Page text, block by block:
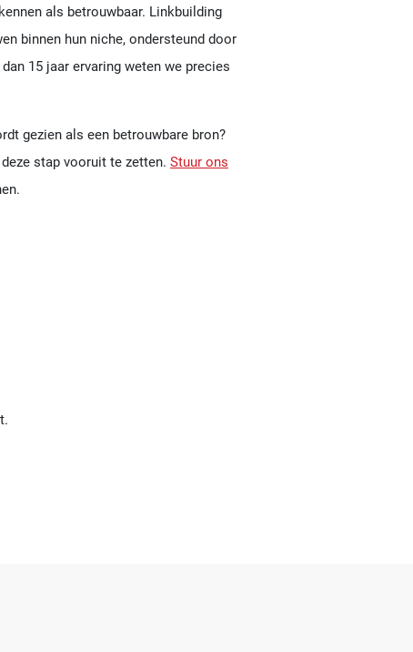
als betrouwbaar. Linkbuilding
binnen hun niche, ondersteund door
15 jaar ervaring weten we precies
gezien als een betrouwbare bron?
stap vooruit te zetten. Stuur ons